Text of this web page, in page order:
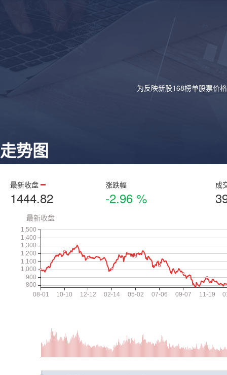
为反映新股168榜单股票价
走势图
最新收盘
1444.82
涨跌幅
-2.96 %
成